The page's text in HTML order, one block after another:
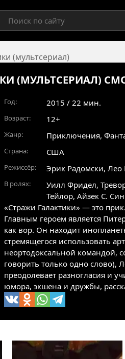
(мультсериал)
(МУЛЬТСЕРИАЛ)
Год: 2015 / 22 мин.
Возраст: 12+
Жанр: Приключения,
Страна: США
Режиссёр: Эрик Радомски,
В ролях: Уилл Фридел,
Тейлор, Айзек С.
«Стражи Галактики» — это
Главным героем является
как вор. Он находит
стремящегося использовать
неортодоксальной командой,
говорить только одно слово),
преодолевает разногласия и
юмора, экшена и дружбы,